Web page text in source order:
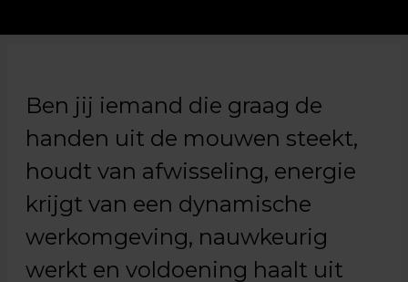
Ben jij iemand die graag de
handen uit de mouwen steekt,
houdt van afwisseling, energie
krijgt van een dynamische
werkomgeving, nauwkeurig
werkt en voldoening haalt uit